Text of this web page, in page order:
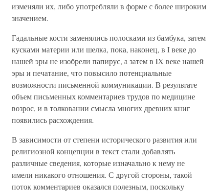
изменяли их, либо употребляли в форме с более широким
значением.
Гадальные кости заменялись полосками из бамбука, затем
кусками материи или шелка, пока, наконец, в I веке до
нашей эры не изобрели папирус, а затем в IX веке нашей
эры и печатание, что повысило потенциальные
возможности письменной коммуникации. В результате
объем письменных комментариев трудов по медицине
возрос, и в толковании смысла многих древних книг
появились расхождения.
В зависимости от степени исторического развития или
религиозной концепции в текст стали добавлять
различные сведения, которые изначально к нему не
имели никакого отношения. С другой стороны, такой
поток комментариев оказался полезным, поскольку